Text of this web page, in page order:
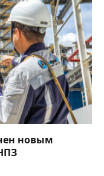
новым